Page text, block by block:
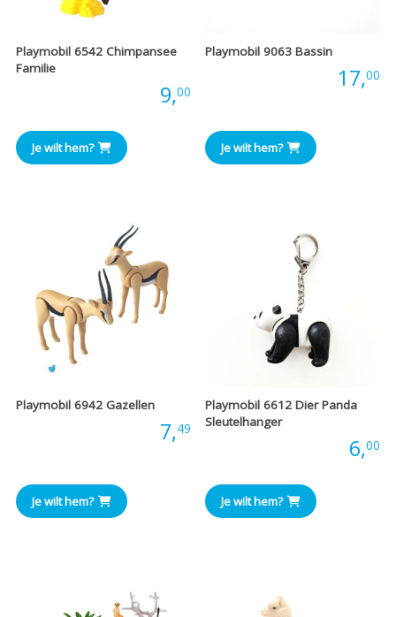
Playmobil 6542 Chimpansee
Familie
9,00
Je wilt hem?
Playmobil 9063 Bassin
17,00
Je wilt hem?
Playmobil 6942 Gazellen
7,49
Je wilt hem?
Playmobil 6612 Dier Panda
Sleutelhanger
6,00
Je wilt hem?